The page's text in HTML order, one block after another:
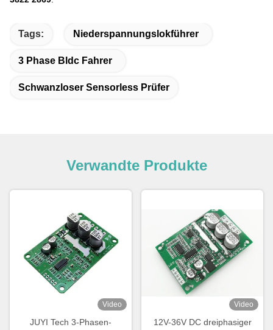
Tags: Niederspannungslokführer
3 Phase Bldc Fahrer
Schwanzloser Sensorless Prüfer
Verwandte Produkte
Video
JUYI Tech 3-Phasen-
Video
12V-36V DC dreiphasiger